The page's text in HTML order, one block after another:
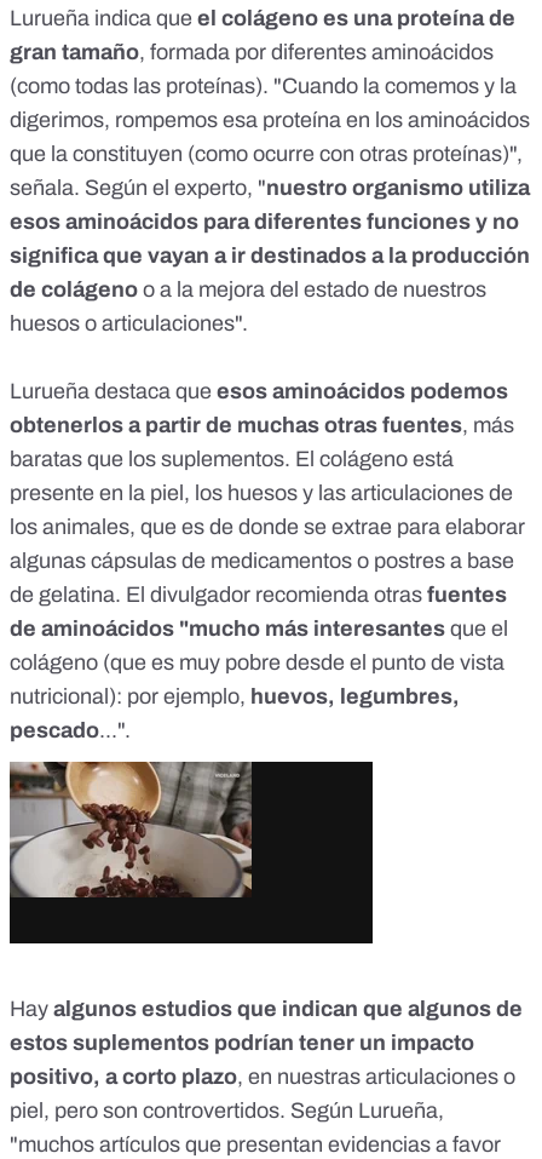
Lurueña indica que el colágeno es una proteína de
gran tamaño, formada por diferentes aminoácidos
(como todas las proteínas). "Cuando la comemos y la
digerimos, rompemos esa proteína en los aminoácidos
que la constituyen (como ocurre con otras proteínas)",
señala. Según el experto, "nuestro organismo utiliza
esos aminoácidos para diferentes funciones y no
significa que vayan a ir destinados a la producción
de colágeno o a la mejora del estado de nuestros
huesos o articulaciones".
Lurueña destaca que esos aminoácidos podemos
obtenerlos a partir de muchas otras fuentes, más
baratas que los suplementos. El colágeno está
presente en la piel, los huesos y las articulaciones de
los animales, que es de donde se extrae para elaborar
algunas cápsulas de medicamentos o postres a base
de gelatina. El divulgador recomienda otras fuentes
de aminoácidos "mucho más interesantes que el
colágeno (que es muy pobre desde el punto de vista
nutricional): por ejemplo, huevos, legumbres,
pescado...".
Hay algunos estudios que indican que algunos de
estos suplementos podrían tener un impacto
positivo, a corto plazo, en nuestras articulaciones o
piel , pero son controvertidos. Según Lurueña,
"muchos artículos que presentan evidencias a favor